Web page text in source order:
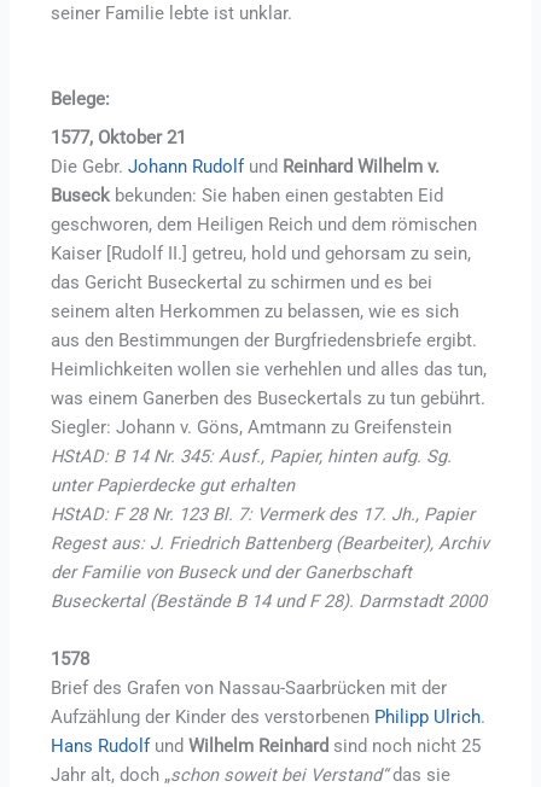
seiner Familie lebte ist unklar.
Belege:
1577, Oktober 21
Die Gebr.Johann Rudolfund Reinhard Wilhelm v.
Buseck bekunden: Sie haben einen gestabten Eid
geschworen, dem Heiligen Reich und dem römischen
Kaiser [Rudolf II.] getreu, hold und gehorsam zu sein,
das Gericht Buseckertal zu schirmen und es bei
seinem alten Herkommen zu belassen, wie es sich
aus den Bestimmungen der Burgfriedensbriefe ergibt.
Heimlichkeiten wollen sie verhehlen und alles das tun,
was einem Ganerben des Buseckertals zu tun gebührt.
Siegler: Johann v. Göns, Amtmann zu Greifenstein
HStAD: B 14 Nr. 345: Ausf., Papier, hinten aufg. Sg.
unter Papierdecke gut erhalten
HStAD: F 28 Nr. 123 Bl. 7: Vermerk des 17. Jh., Papier
Regest aus: J. Friedrich Battenberg (Bearbeiter), Archiv
der Familie von Buseck und der Ganerbschaft
Buseckertal (Bestände B 14 und F 28). Darmstadt 2000
1578
Brief des Grafen von Nassau-Saarbrücken mit der
Aufzählung der Kinder des verstorbenen Philipp Ulrich.
Hans RudolfundWilhelm Reinhard sind noch nicht 25
Jahr alt, doch „schon soweit bei Verstand“das sie